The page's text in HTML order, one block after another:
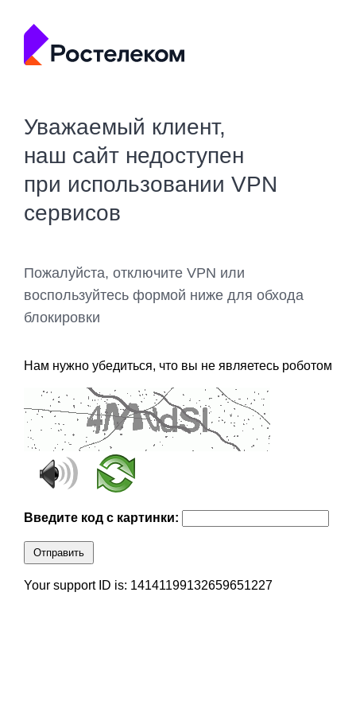
Уважаемый клиент,
наш сайт недоступен
при использовании VPN
сервисов
Пожалуйста, отключите VPN или
воспользуйтесь формой ниже для обхода
блокировки
Нам нужно убедиться, что вы не являетесь роботом
Введите код с картинки:
Отправить
Your support ID is: 14141199132659651227